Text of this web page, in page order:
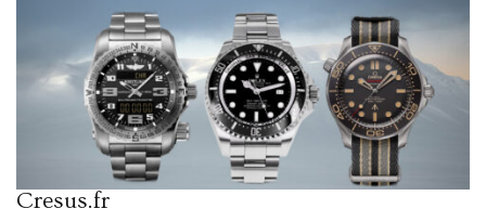
Cresus.fr